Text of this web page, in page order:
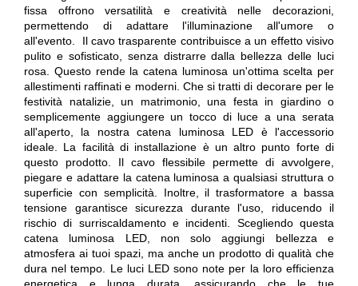
fissa offrono versatilità e creatività nelle decorazioni,
permettendo di adattare l'illuminazione all'umore o
all'evento. Il cavo trasparente contribuisce a un effetto visivo
pulito e sofisticato, senza distrarre dalla bellezza delle luci
rosa. Questo rende la catena luminosa un'ottima scelta per
allestimenti raffinati e moderni. Che si tratti di decorare per le
festività natalizie, un matrimonio, una festa in giardino o
semplicemente aggiungere un tocco di luce a una serata
all'aperto, la nostra catena luminosa LED è l'accessorio
ideale. La facilità di installazione è un altro punto forte di
questo prodotto. Il cavo flessibile permette di avvolgere,
piegare e adattare la catena luminosa a qualsiasi struttura o
superficie con semplicità. Inoltre, il trasformatore a bassa
tensione garantisce sicurezza durante l'uso, riducendo il
rischio di surriscaldamento e incidenti. Scegliendo questa
catena luminosa LED, non solo aggiungi bellezza e
atmosfera ai tuoi spazi, ma anche un prodotto di qualità che
dura nel tempo. Le luci LED sono note per la loro efficienza
energetica e lunga durata, assicurando che le tue